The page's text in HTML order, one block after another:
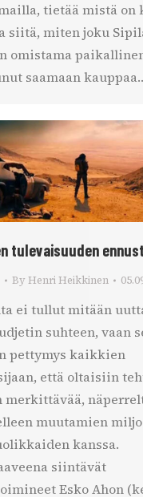
tietää mistä on
siitä, miten joku
omistama
saamaan
tulevaisuuden
By Henri Heikkinen
ei tullut mitään
suhteen, vaan
pettymys kaikkien
että oltaisiin
merkittävää,
muutamien
kanssa.
siintävät
Esko Ahon